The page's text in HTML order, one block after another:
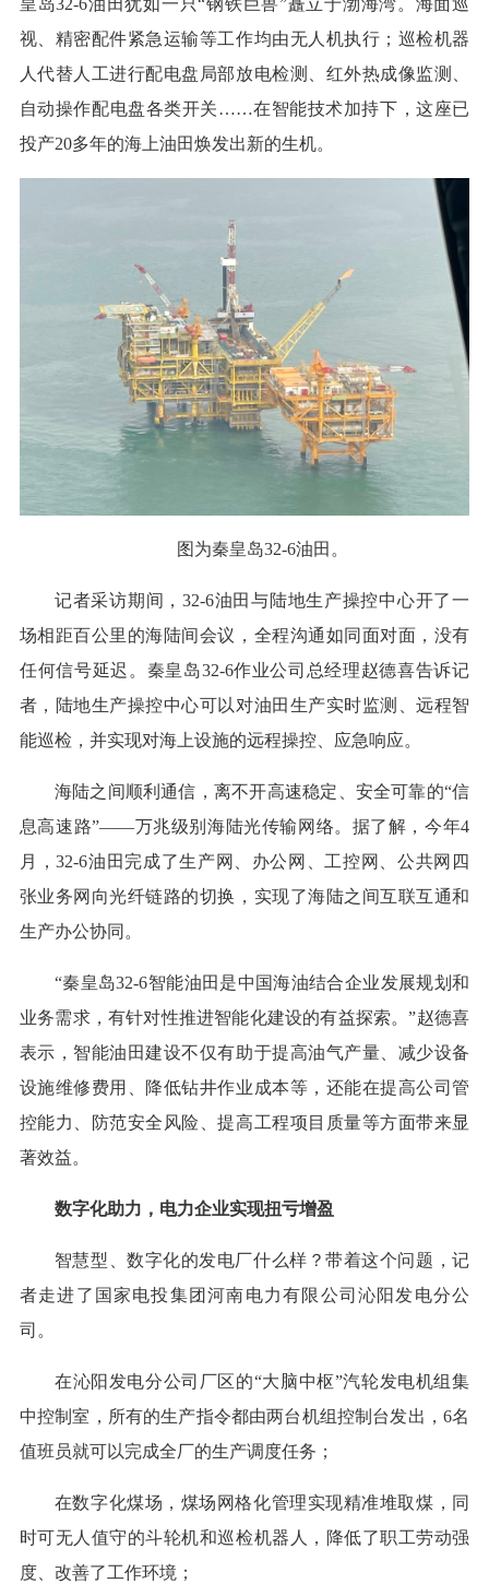
视、精密配件紧急运输等工作均由无人机执行；巡检机器
人代替人工进行配电盘局部放电检测、红外热成像监测、
自动操作配电盘各类开关……在智能技术加持下，这座已
投产20多年的海上油田焕发出新的生机。
图为秦皇岛32-6油田。
记者采访期间，32-6油田与陆地生产操控中心开了一
场相距百公里的海陆间会议，全程沟通如同面对面，没有
任何信号延迟。秦皇岛32-6作业公司总经理赵德喜告诉记
者，陆地生产操控中心可以对油田生产实时监测、远程智
能巡检，并实现对海上设施的远程操控、应急响应。
海陆之间顺利通信，离不开高速稳定、安全可靠的“信
息高速路”——万兆级别海陆光传输网络。据了解，今年4
月，32-6油田完成了生产网、办公网、工控网、公共网四
张业务网向光纤链路的切换，实现了海陆之间互联互通和
生产办公协同。
“秦皇岛32-6智能油田是中国海油结合企业发展规划和
业务需求，有针对性推进智能化建设的有益探索。”赵德喜
表示，智能油田建设不仅有助于提高油气产量、减少设备
设施维修费用、降低钻井作业成本等，还能在提高公司管
控能力、防范安全风险、提高工程项目质量等方面带来显
著效益。
数字化助力，电力企业实现扭亏增盈
智慧型、数字化的发电厂什么样？带着这个问题，记
者走进了国家电投集团河南电力有限公司沁阳发电分公
司。
在沁阳发电分公司厂区的“大脑中枢”汽轮发电机组集
中控制室，所有的生产指令都由两台机组控制台发出，6名
值班员就可以完成全厂的生产调度任务；
在数字化煤场，煤场网格化管理实现精准堆取煤，同
时可无人值守的斗轮机和巡检机器人，降低了职工劳动强
度、改善了工作环境；